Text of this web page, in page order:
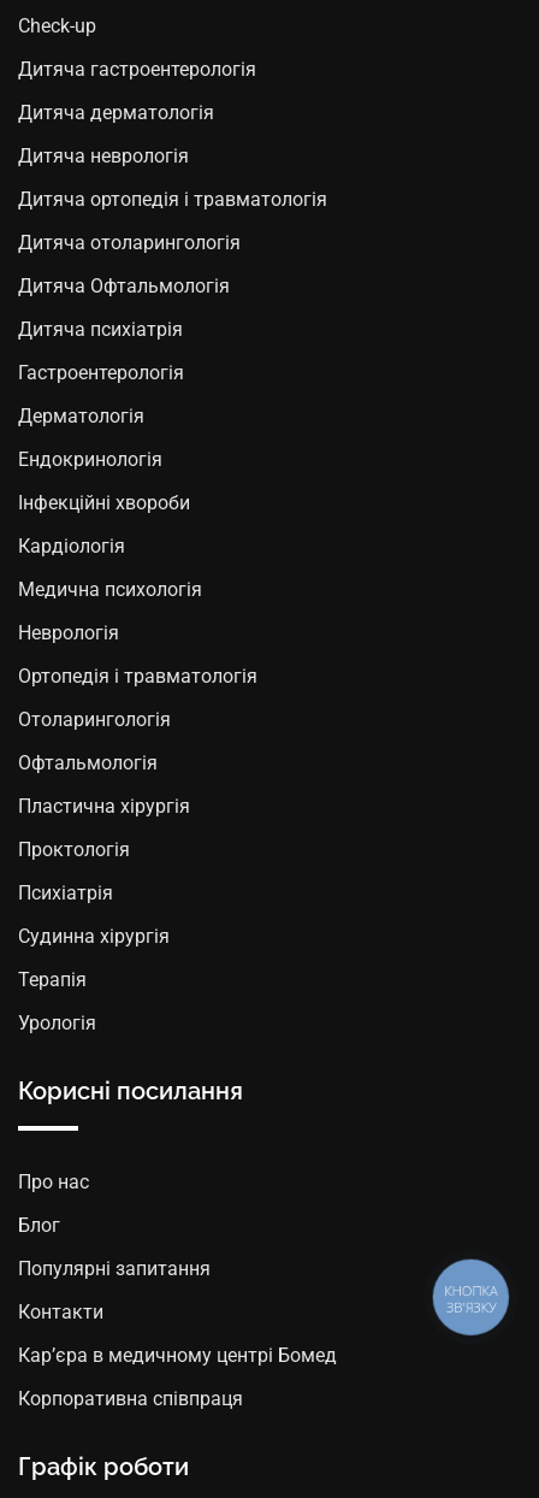
Check-up
Дитяча гастроентерологія
Дитяча дерматологія
Дитяча неврологія
Дитяча ортопедія і травматологія
Дитяча отоларингологія
Дитяча Офтальмологія
Дитяча психіатрія
Гастроентерологія
Дерматологія
Ендокринологія
Інфекційні хвороби
Кардіологія
Медична психологія
Неврологія
Ортопедія і травматологія
Отоларингологія
Офтальмологія
Пластична хірургія
Проктологія
Психіатрія
Судинна хірургія
Терапія
Урологія
Корисні посилання
Про нас
Блог
Популярні запитання
Контакти
Кар’єра в медичному центрі Бомед
Корпоративна співпраця
Графік роботи
КНОПКА
ЗВ'ЯЗКУ